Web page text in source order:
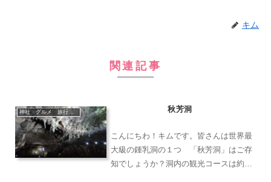
キム
関連記事
神社 グルメ 旅行 猫 秋芳洞
こんにちわ！キムです。皆さんは世界最
大級の鍾乳洞の１つ 「秋芳洞」はご存
知でしょうか？洞内の観光コースは約１